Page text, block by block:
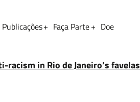
Publicações Faça Parte Doe
in Rio de Janeiro’s favelas